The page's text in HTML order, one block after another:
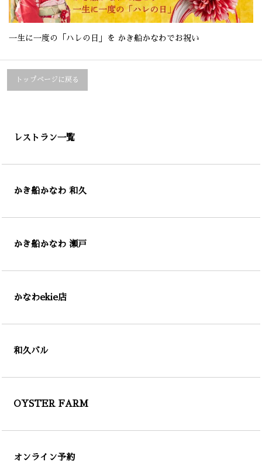
一生に一度の「ハレの日」を かき船かなわでお祝い
トップページに戻る
レストラン一覧
かき船かなわ 和久
かき船かなわ 瀬戸
かなわekie店
和久バル
OYSTER FARM
オンライン予約